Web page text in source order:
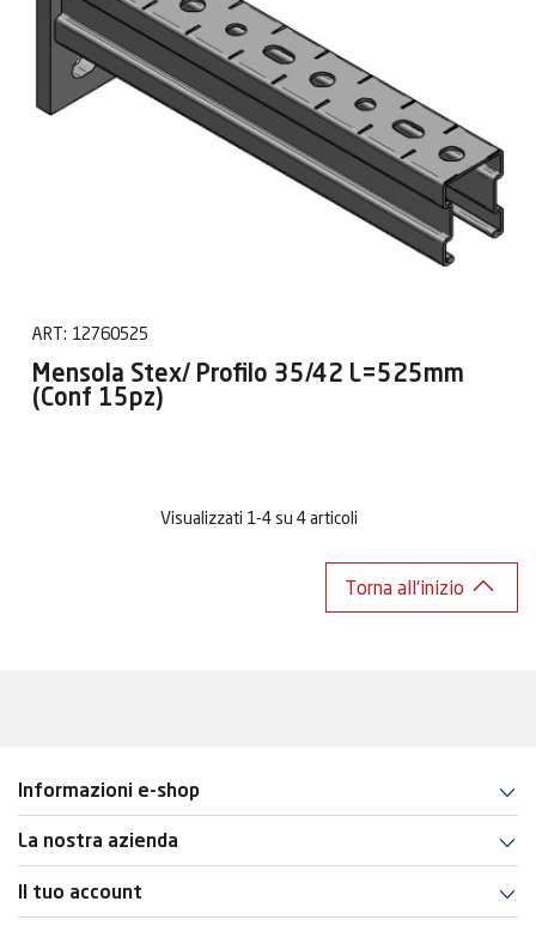
ART: 12760525
Mensola Stex/ Profilo 35/42 L=525mm
(Conf 15pz)
Visualizzati 1-4 su 4 articoli
Torna all'inizio
Informazioni e-shop
La nostra azienda
Il tuo account